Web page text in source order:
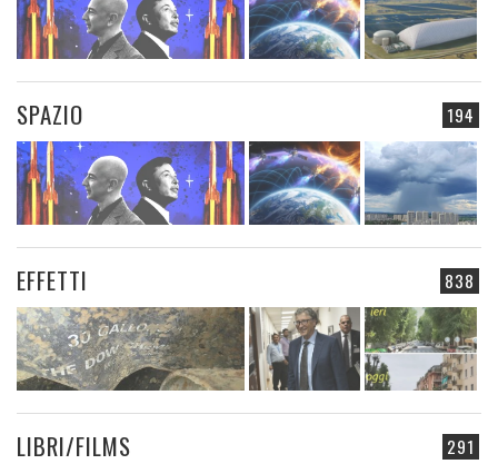
194
SPAZIO
838
EFFETTI
291
LIBRI/FILMS